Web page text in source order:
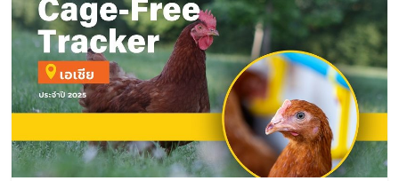
&
Variety